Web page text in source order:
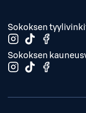
Sokoksen
Sokoksen